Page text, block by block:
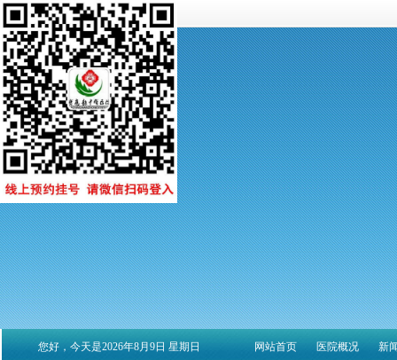
您好，今天是2026年8月9日 星期日 新
医院概况
网站首页